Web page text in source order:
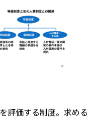
評価する制度。求める